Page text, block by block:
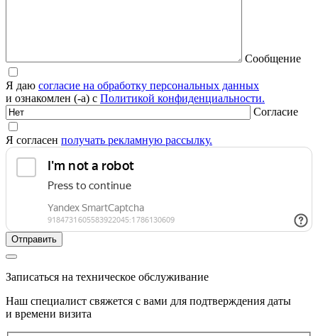
Сообщение
Я даю согласие на обработку персональных данных
и ознакомлен (-а) с Политикой конфиденциальности.
Согласие
Я согласен получать рекламную рассылку.
Записаться на техническое обслуживание
Наш специалист свяжется с вами для подтверждения даты
и времени визита